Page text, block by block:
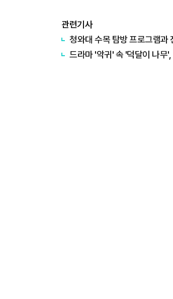
관련기사
청와대 수목 탐방 프로그램과
드라마 '악귀' 속 '덕달이 나무